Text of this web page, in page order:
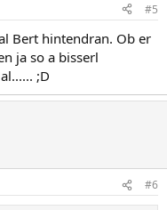
#5
Bert hintendran. Ob er
ja so a bisserl
;D
#6